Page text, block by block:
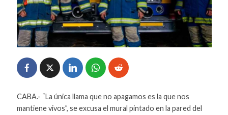
CABA.- “La única llama que no apagamos es la que nos
mantiene vivos”, se excusa el mural pintado en la pared del